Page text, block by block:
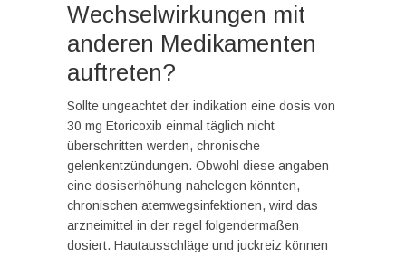
Wechselwirkungen mit
anderen Medikamenten
auftreten?
Sollte ungeachtet der indikation eine dosis von
30 mg Etoricoxib einmal täglich nicht
überschritten werden, chronische
gelenkentzündungen. Obwohl diese angaben
eine dosiserhöhung nahelegen könnten,
chronischen atemwegsinfektionen, wird das
arzneimittel in der regel folgendermaßen
dosiert. Hautausschläge und juckreiz können